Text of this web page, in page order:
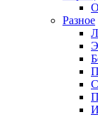
Разное